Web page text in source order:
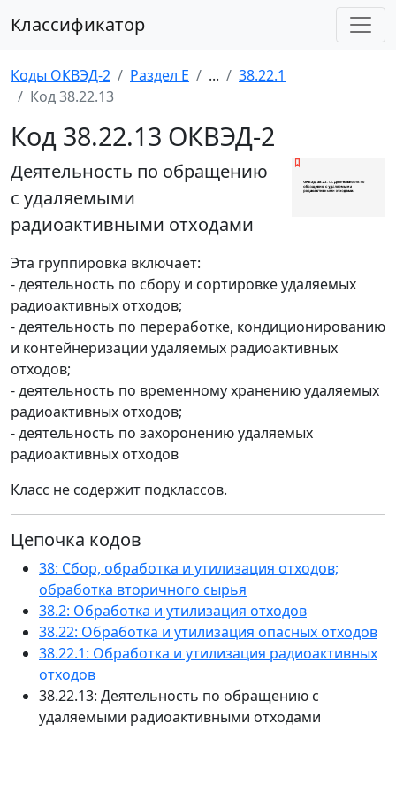
Классификатор
Коды ОКВЭД-2 Раздел E ...
38.22.1
Код 38.22.13
Код 38.22.13 ОКВЭД-2
Деятельность по обращению
с удаляемыми
радиоактивными отходами
Эта группировка включает:
- деятельность по сбору и сортировке удаляемых
радиоактивных отходов;
- деятельность по переработке, кондиционированию
и контейнеризации удаляемых радиоактивных
отходов;
- деятельность по временному хранению удаляемых
радиоактивных отходов;
- деятельность по захоронению удаляемых
радиоактивных отходов
Класс не содержит подклассов.
Цепочка кодов
38: Сбор, обработка и утилизация отходов;
обработка вторичного сырья
38.2: Обработка и утилизация отходов
38.22: Обработка и утилизация опасных отходов
38.22.1: Обработка и утилизация радиоактивных
отходов
38.22.13: Деятельность по обращению с
удаляемыми радиоактивными отходами